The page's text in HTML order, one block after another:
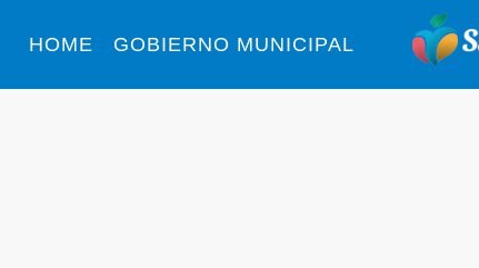
HOME GOBIERNO MUNICIPAL